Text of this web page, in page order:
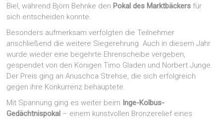
Biel, während Björn Behnke den Pokal des Marktbäckers für
sich entscheiden konnte.
Besonders aufmerksam verfolgten die Teilnehmer
anschließend die weitere Siegerehrung. Auch in diesem Jahr
wurde wieder eine begehrte Ehrenscheibe vergeben,
gespendet von den Königen Timo Gladen und Norbert Junge.
Der Preis ging an Anuschca Strehse, die sich erfolgreich
gegen ihre Konkurrenz behauptete.
Mit Spannung ging es weiter beim Inge-Kolbus-
Gedächtnispokal – einem kunstvollen Bronzerelief eines